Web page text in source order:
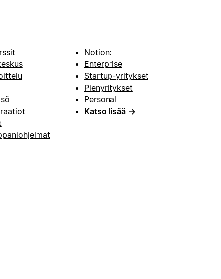
Notion:
Enterprise
Startup-yritykset
Pienyritykset
Personal
Katso lisää →